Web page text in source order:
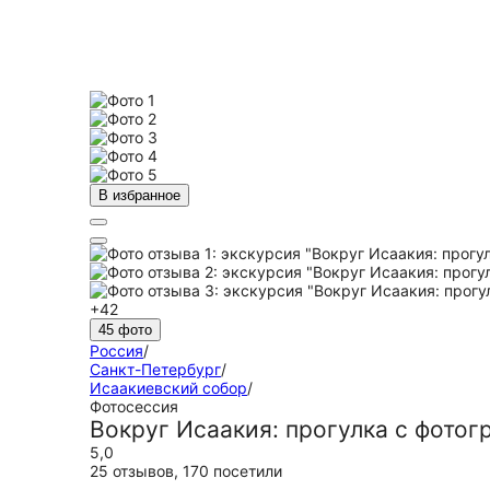
В избранное
+42
45 фото
Россия/
Санкт-Петербург/
Исаакиевский собор/
Фотосессия
Вокруг Исаакия: прогулка с
5,0
25 отзывов, 170 посетили